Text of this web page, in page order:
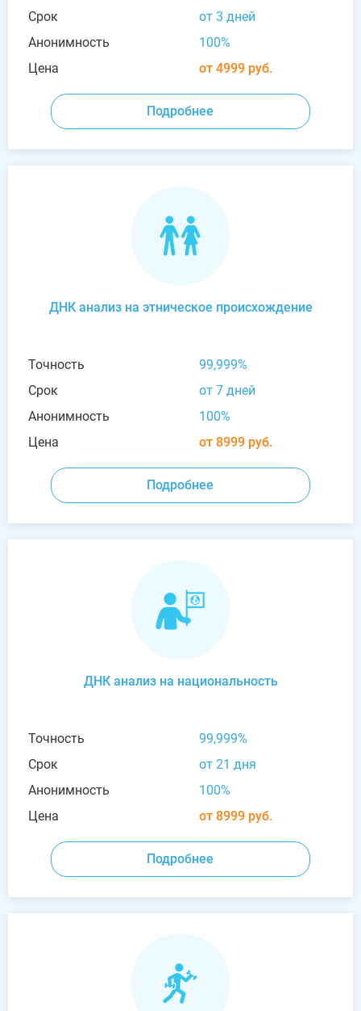
Срок
от 3 дней
Анонимность
100%
Цена
от 4999 руб.
Подробнее
ДНК анализ на этническое происхождение
Точность
99,999%
Срок
от 7 дней
Анонимность
100%
Цена
от 8999 руб.
Подробнее
ДНК анализ на национальность
Точность
99,999%
Срок
от 21 дня
Анонимность
100%
Цена
от 8999 руб.
Подробнее